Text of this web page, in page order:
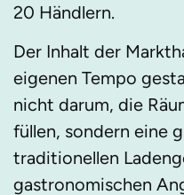
20 Händlern.
Der Inhalt der
eigenen Tempo
nicht darum, die
füllen, sondern eine
traditionellen
gastronomischen